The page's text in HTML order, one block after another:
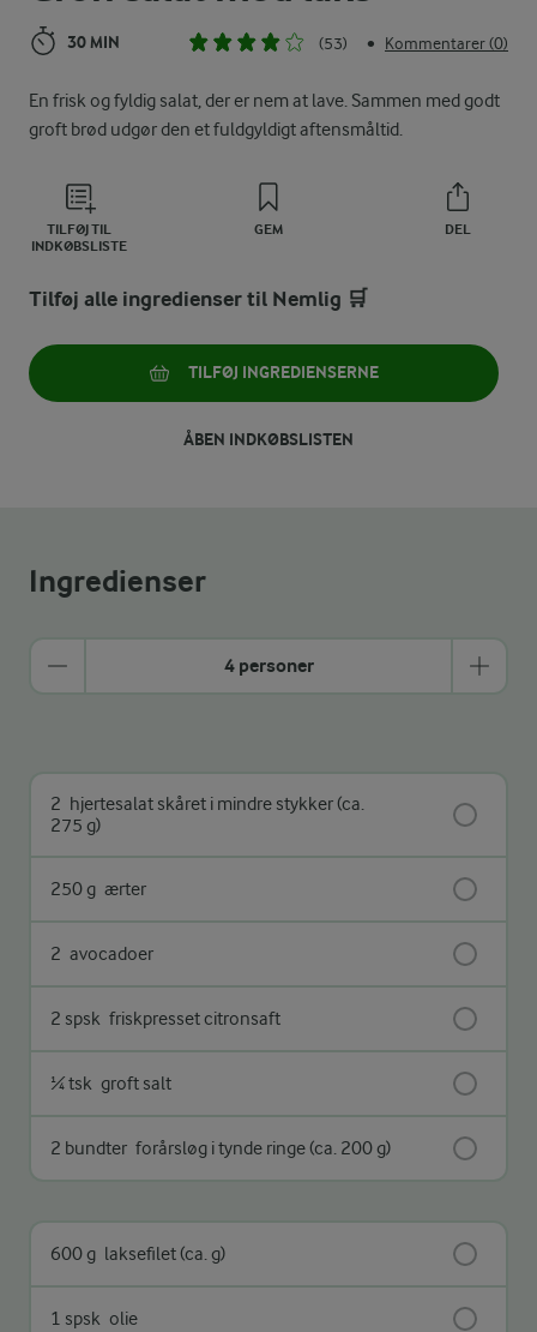
30 MIN (53) • Kommentarer (0)
En frisk og fyldig salat, der er nem at lave. Sammen med godt
groft brød udgør den et fuldgyldigt aftensmåltid.
TILFØJ TIL
INDKØBSLISTE
GEM DEL
Tilføj alle ingredienser til Nemlig 🛒
TILFØJ INGREDIENSERNE
ÅBEN INDKØBSLISTEN
Ingredienser
4 personer
2 hjertesalat skåret i mindre stykker (ca.
275 g)
250 g ærter
2 avocadoer
2 spsk friskpresset citronsaft
¼ tsk groft salt
2 bundter forårsløg i tynde ringe (ca. 200 g)
600 g laksefilet (ca. g)
1 spsk olie